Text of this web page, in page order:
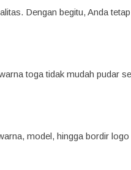
Dengan begitu, Anda
toga tidak mudah pudar
model, hingga bordir